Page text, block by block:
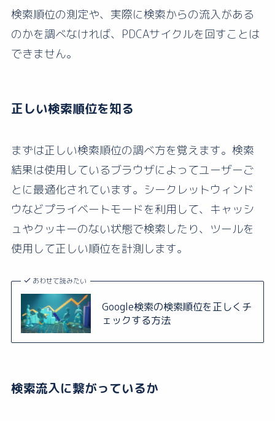
検索順位の測定や、実際に検索からの流入がある
のかを調べなければ、PDCAサイクルを回すことは
できません。
正しい検索順位を知る
まずは正しい検索順位の調べ方を覚えます。検索
結果は使用しているブラウザによってユーザーご
とに最適化されています。シークレットウィンド
ウなどプライベートモードを利用して、キャッシ
ュやクッキーのない状態で検索したり、ツールを
使用して正しい順位を計測します。
あわせて読みたい
Google検索の検索順位を正しくチ
ェックする方法
検索流入に繋がっているか